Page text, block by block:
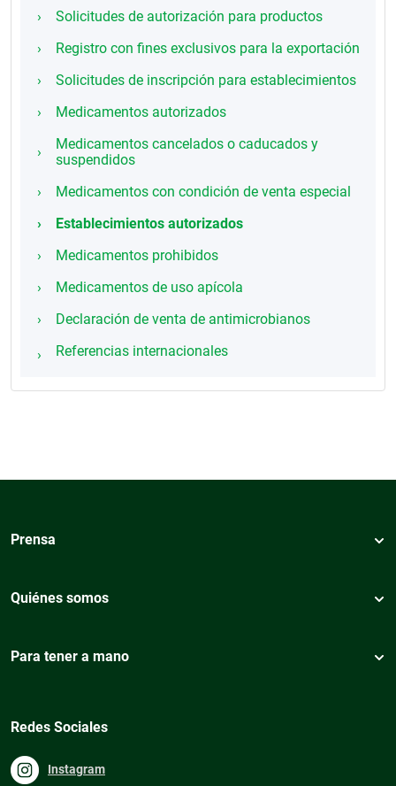
Solicitudes de autorización para productos
Registro con fines exclusivos para la exportación
Solicitudes de inscripción para establecimientos
Medicamentos autorizados
Medicamentos cancelados o caducados y
suspendidos
Medicamentos con condición de venta especial
Establecimientos autorizados
Medicamentos prohibidos
Medicamentos de uso apícola
Declaración de venta de antimicrobianos
Referencias internacionales
Prensa
Quiénes somos
Para tener a mano
Redes Sociales
Instagram